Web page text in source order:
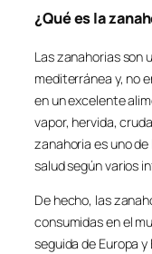
¿Qué es la
Las zanahorias son
mediterránea y, no
en un excelente
vapor, hervida,
zanahoria es uno
salud según varios
De hecho, las
consumidas en el
seguida de Europa